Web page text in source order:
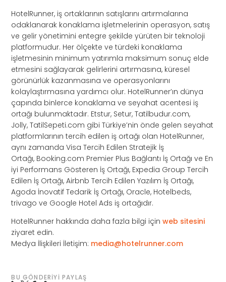
HotelRunner, iş ortaklarının satışlarını artırmalarına
odaklanarak konaklama işletmelerinin operasyon, satış
ve gelir yönetimini entegre şekilde yürüten bir teknoloji
platformudur. Her ölçekte ve türdeki konaklama
işletmesinin minimum yatırımla maksimum sonuç elde
etmesini sağlayarak gelirlerini artırmasına, küresel
görünürlük kazanmasına ve operasyonlarını
kolaylaştırmasına yardımcı olur. HotelRunner’ın dünya
çapında binlerce konaklama ve seyahat acentesi iş
ortağı bulunmaktadır. Etstur, Setur, Tatilbudur.com,
Jolly, TatilSepeti.com gibi Türkiye’nin önde gelen seyahat
platformlarının tercih edilen iş ortağı olan HotelRunner,
aynı zamanda Visa Tercih Edilen Stratejik İş
Ortağı, Booking.com Premier Plus Bağlantı İş Ortağı ve En
iyi Performans Gösteren İş Ortağı, Expedia Group Tercih
Edilen İş Ortağı, Airbnb Tercih Edilen Yazılım İş Ortağı,
Agoda İnovatif Tedarik İş Ortağı, Oracle, Hotelbeds,
trivago ve Google Hotel Ads iş ortağıdır.
HotelRunner hakkında daha fazla bilgi içinweb sitesini
ziyaret edin.
Medya İlişkileri İletişim: media@hotelrunner.com
BU GÖNDERIYI PAYLAŞ